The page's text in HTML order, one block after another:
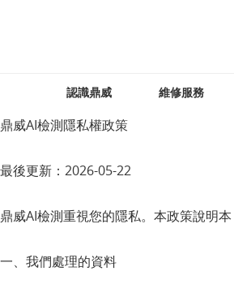
認識鼎威 維修服務
鼎威AI檢測隱私權政策
最後更新：2026-05-22
鼎威AI檢測重視您的隱私。本政策說明
一、我們處理的資料